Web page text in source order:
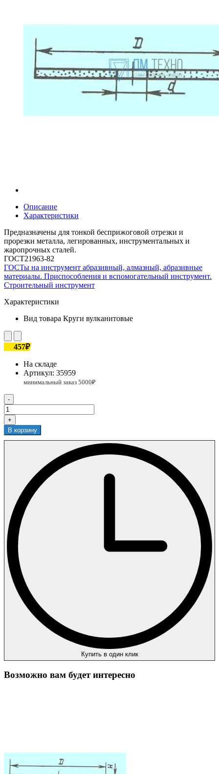
Описание
Характеристики
Предназначены для тонкой бесприжоговой отрезки и
прорезки металла, легированных, инструментальных и
жаропрочных сталей.
ГОСТ21963-82
ГОСТы на инструмент абразивный, алмазный, абразивные
материалы. Приспособления и вспомогательный инструмент.
Строительный инструмент
Характеристики
Вид товара Круги вулканитовые
457₽
На складе
Артикул: 35959
-
+
В корзину
Купить в один клик
Возможно вам будет интересно